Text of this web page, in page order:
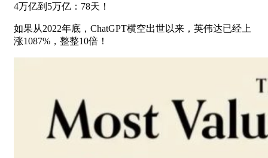
4万亿到5万亿：78天！
如果从2022年底，ChatGPT横空出世以来，英伟达已经上
涨1087%，整整10倍！